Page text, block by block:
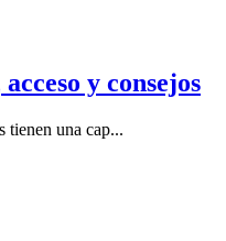
y consejos
tienen una cap...